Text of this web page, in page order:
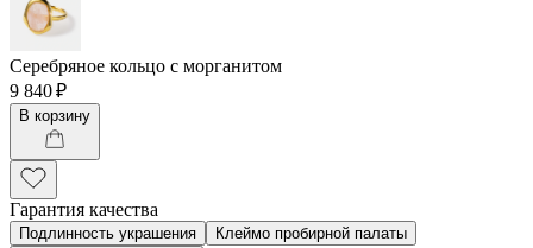
Серебряное кольцо с морганитом
9 840 ₽
В корзину
Гарантия качества
Подлинность украшения
Клеймо пробирной палаты